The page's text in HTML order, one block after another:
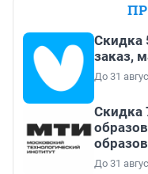
Скидка
заказ,
До 31
Скидка
До 31